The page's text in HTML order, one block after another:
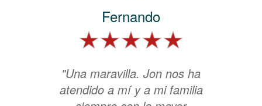
Fernando
"Una maravilla. Jon nos ha
atendido a mí y a mi familia